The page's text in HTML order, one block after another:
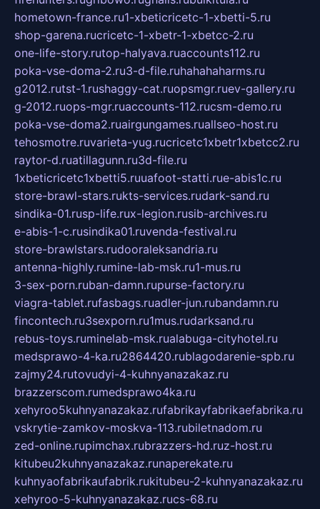
hometown-france.ru1-xbeticricetc-1-xbetti-5.ru
shop-garena.rucricetc-1-xbetr-1-xbetcc-2.ru
one-life-story.rutop-halyava.ruaccounts112.ru
poka-vse-doma-2.ru3-d-file.ruhahahaharms.ru
g2012.rutst-1.rushaggy-cat.ruopsmgr.ruev-gallery.ru
g-2012.ruops-mgr.ruaccounts-112.rucsm-demo.ru
poka-vse-doma2.ruairgungames.ruallseo-host.ru
tehosmotre.ruvarieta-yug.rucricetc1xbetr1xbetcc2.ru
raytor-d.ruatillagunn.ru3d-file.ru
1xbeticricetc1xbetti5.ruuafoot-statti.rue-abis1c.ru
store-brawl-stars.rukts-services.rudark-sand.ru
sindika-01.rusp-life.rux-legion.rusib-archives.ru
e-abis-1-c.rusindika01.ruvenda-festival.ru
store-brawlstars.rudooraleksandria.ru
antenna-highly.rumine-lab-msk.ru1-mus.ru
3-sex-porn.ruban-damn.rupurse-factory.ru
viagra-tablet.rufasbags.ruadler-jun.rubandamn.ru
fincontech.ru3sexporn.ru1mus.rudarksand.ru
rebus-toys.ruminelab-msk.rualabuga-cityhotel.ru
medsprawo-4-ka.ru2864420.rublagodarenie-spb.ru
zajmy24.rutovudyi-4-kuhnyanazakaz.ru
brazzerscom.rumedsprawo4ka.ru
xehyroo5kuhnyanazakaz.rufabrikayfabrikaefabrika.ru
vskrytie-zamkov-moskva-113.rubiletnadom.ru
zed-online.rupimchax.rubrazzers-hd.ruz-host.ru
kitubeu2kuhnyanazakaz.runaperekate.ru
kuhnyaofabrikaufabrik.rukitubeu-2-kuhnyanazakaz.ru
xehyroo-5-kuhnyanazakaz.rucs-68.ru